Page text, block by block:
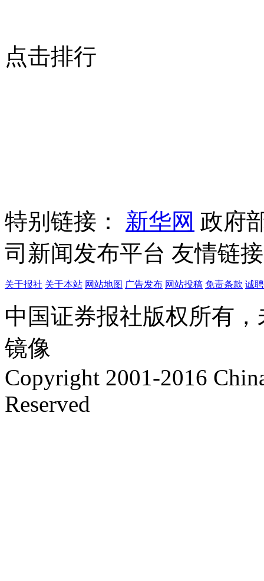
点击排行
特别链接： 新华网 政府
司新闻发布平台 友情链接
关于报社 关于本站 网站地图 广告发布 网站投稿 免责条款 诚
中国证券报社版权所有
镜像
Copyright 2001-2016
Reserved